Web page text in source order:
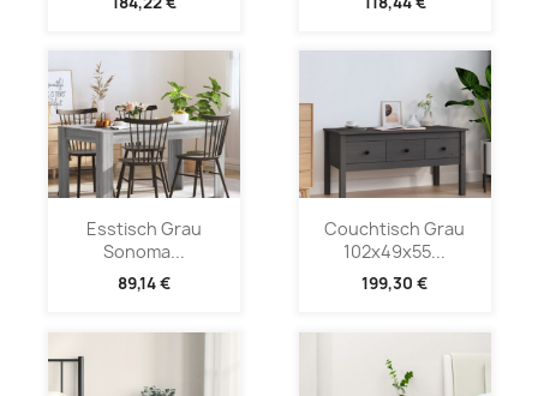
Esstisch Grau
Sonoma...
89,14 €
Couchtisch Grau
102x49x55...
199,30 €